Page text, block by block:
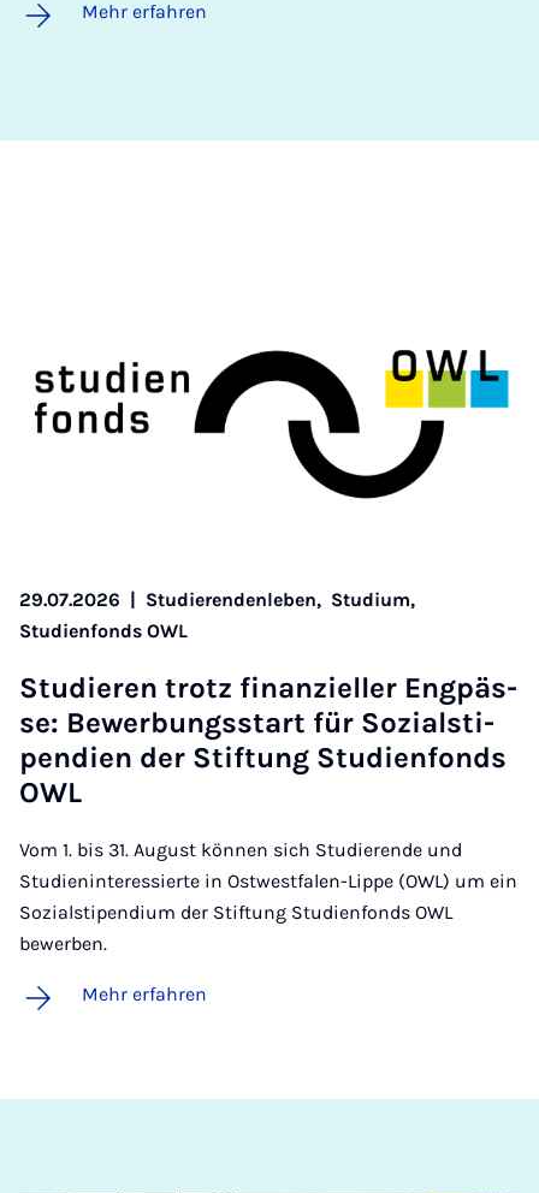
Mehr erfahren
29.07.2026 Studierendenleben, Studium,
Studienfonds OWL
Stu­die­ren trotz fi­nan­zi­el­ler Eng­päs­
se: Be­wer­bungs­start für So­zi­als­ti­
pen­di­en der Stif­tung Stu­di­en­fonds
OWL
Vom 1. bis 31. August können sich Studierende und
Studieninteressierte in Ostwestfalen-Lippe (OWL) um ein
Sozialstipendium der Stiftung Studienfonds OWL
bewerben.
Mehr erfahren